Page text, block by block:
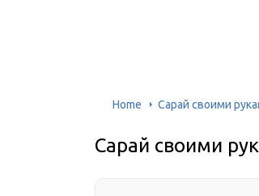
Home Сарай своими
Сарай своими